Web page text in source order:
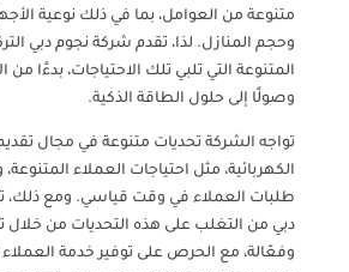
متنوعة من العوامل، بما في ذلك نوعية
وحجم المنازل. لذا، تقدم شركة نجوم دبي
المتنوعة التي تلبي تلك الاحتياجات، بدءًا
وصولًا إلى حلول الطاقة الذكية.
تواجه الشركة تحديات متنوعة في مجال
الكهربائية، مثل احتياجات العملاء المتنوعة،
طلبات العملاء في وقت قياسي. ومع ذلك،
دبي من التغلب على هذه التحديات من
وفعّالة، مع الحرص على توفير خدمة العملاء